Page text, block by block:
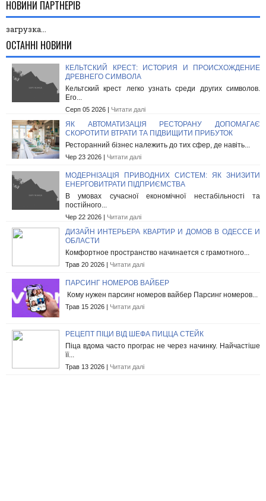
НОВИНИ ПАРТНЕРІВ
загрузка...
ОСТАННІ НОВИНИ
КЕЛЬТСКИЙ КРЕСТ: ИСТОРИЯ И ПРОИСХОЖДЕНИЕ
ДРЕВНЕГО СИМВОЛА
Кельтский крест легко узнать среди других символов.
Его...
Серп 05 2026 | Читати далі
ЯК АВТОМАТИЗАЦІЯ РЕСТОРАНУ ДОПОМАГАЄ
СКОРОТИТИ ВТРАТИ ТА ПІДВИЩИТИ ПРИБУТОК
Ресторанний бізнес належить до тих сфер, де навіть...
Чер 23 2026 | Читати далі
МОДЕРНІЗАЦІЯ ПРИВОДНИХ СИСТЕМ: ЯК ЗНИЗИТИ
ЕНЕРГОВИТРАТИ ПІДПРИЄМСТВА
В умовах сучасної економічної нестабільності та
постійного...
Чер 22 2026 | Читати далі
ДИЗАЙН ИНТЕРЬЕРА КВАРТИР И ДОМОВ В ОДЕССЕ И
ОБЛАСТИ
Комфортное пространство начинается с грамотного...
Трав 20 2026 | Читати далі
ПАРСИНГ НОМЕРОВ ВАЙБЕР
Кому нужен парсинг номеров вайбер Парсинг номеров...
Трав 15 2026 | Читати далі
РЕЦЕПТ ПІЦИ ВІД ШЕФА ПИЦЦА СТЕЙК
Піца вдома часто програє не через начинку. Найчастіше
її...
Трав 13 2026 | Читати далі